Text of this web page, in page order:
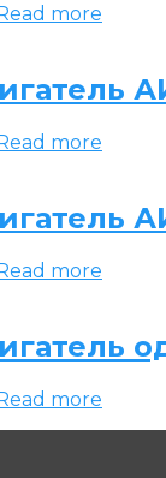
more
more
more
more